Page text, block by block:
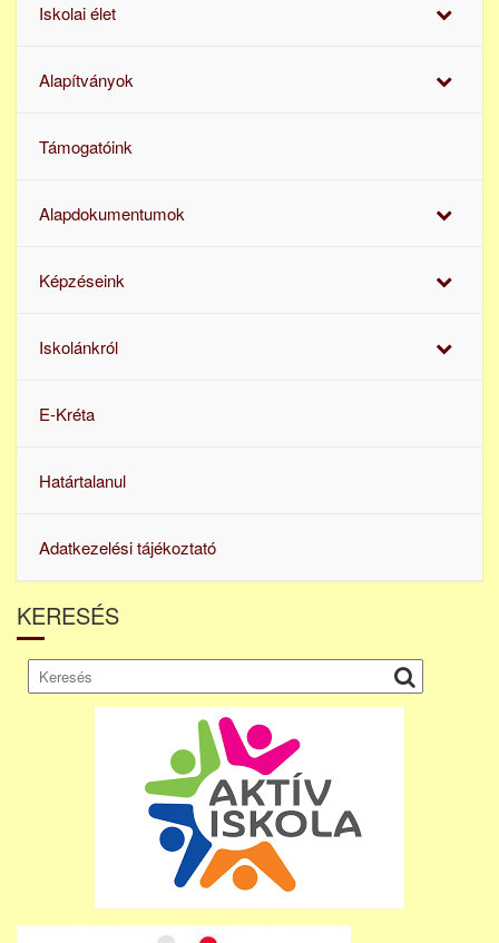
Iskolai élet
Alapítványok
Támogatóink
Alapdokumentumok
Képzéseink
Iskolánkról
E-Kréta
Határtalanul
Adatkezelési tájékoztató
KERESÉS